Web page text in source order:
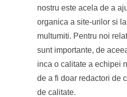
nostru este acela de a
organica a site-urilor si
multumiti. Pentru noi
sunt importante, de
inca o calitate a echipei
de a fi doar redactori de
de calitate.